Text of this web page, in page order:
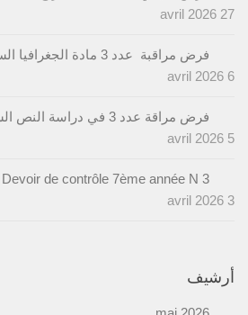
27 avril 2026
فرض مراقبة عدد 3 مادة الجغرافيا السنة الثامنة
6 avril 2026
فرض مراقة عدد 3 في دراسة النص السنة السابعة
5 avril 2026
Devoir de contrôle 7ème année N 3
3 avril 2026
أرشيف